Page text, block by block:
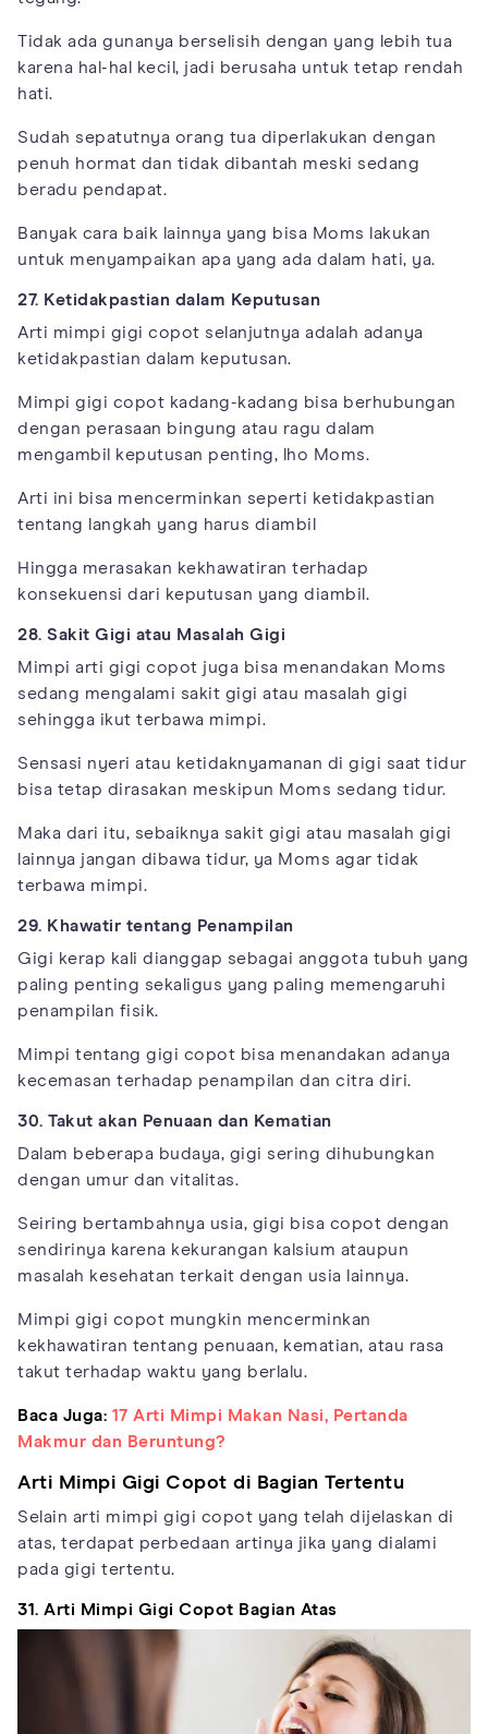
Tidak ada gunanya berselisih dengan yang lebih tua
karena hal-hal kecil, jadi berusaha untuk tetap rendah
hati.
Sudah sepatutnya orang tua diperlakukan dengan
penuh hormat dan tidak dibantah meski sedang
beradu pendapat.
Banyak cara baik lainnya yang bisa Moms lakukan
untuk menyampaikan apa yang ada dalam hati, ya.
27. Ketidakpastian dalam Keputusan
Arti mimpi gigi copot selanjutnya adalah adanya
ketidakpastian dalam keputusan.
Mimpi gigi copot kadang-kadang bisa berhubungan
dengan perasaan bingung atau ragu dalam
mengambil keputusan penting, lho Moms.
Arti ini bisa mencerminkan seperti ketidakpastian
tentang langkah yang harus diambil
Hingga merasakan kekhawatiran terhadap
konsekuensi dari keputusan yang diambil.
28. Sakit Gigi atau Masalah Gigi
Mimpi arti gigi copot juga bisa menandakan Moms
sedang mengalami sakit gigi atau masalah gigi
sehingga ikut terbawa mimpi.
Sensasi nyeri atau ketidaknyamanan di gigi saat tidur
bisa tetap dirasakan meskipun Moms sedang tidur.
Maka dari itu, sebaiknya sakit gigi atau masalah gigi
lainnya jangan dibawa tidur, ya Moms agar tidak
terbawa mimpi.
29. Khawatir tentang Penampilan
Gigi kerap kali dianggap sebagai anggota tubuh yang
paling penting sekaligus yang paling memengaruhi
penampilan fisik.
Mimpi tentang gigi copot bisa menandakan adanya
kecemasan terhadap penampilan dan citra diri.
30. Takut akan Penuaan dan Kematian
Dalam beberapa budaya, gigi sering dihubungkan
dengan umur dan vitalitas.
Seiring bertambahnya usia, gigi bisa copot dengan
sendirinya karena kekurangan kalsium ataupun
masalah kesehatan terkait dengan usia lainnya.
Mimpi gigi copot mungkin mencerminkan
kekhawatiran tentang penuaan, kematian, atau rasa
takut terhadap waktu yang berlalu.
Baca Juga: 17 Arti Mimpi Makan Nasi, Pertanda
Makmur dan Beruntung?
Arti Mimpi Gigi Copot di Bagian Tertentu
Selain arti mimpi gigi copot yang telah dijelaskan di
atas, terdapat perbedaan artinya jika yang dialami
pada gigi tertentu.
31. Arti Mimpi Gigi Copot Bagian Atas